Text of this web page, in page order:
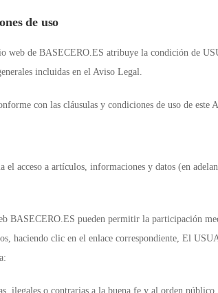
de uso
web de BASECERO.ES atribuye la condición de
incluidas en el Aviso Legal.
con las cláusulas y condiciones de uso de este
el acceso a artículos, informaciones y datos (en
BASECERO.ES pueden permitir la participación
haciendo clic en el enlace correspondiente, El
ilegales o contrarias a la buena fe y al orden público.